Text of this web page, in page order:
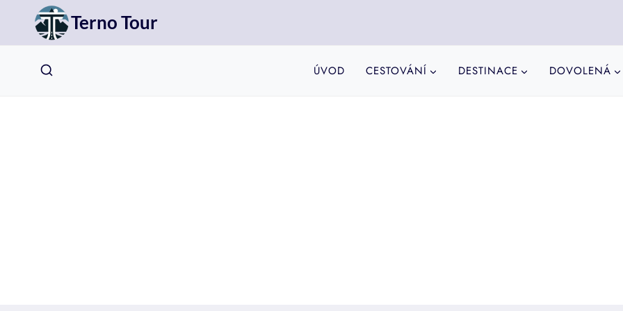
Přeskočit
obsah
Terno Tour
ÚVOD CESTOVÁNÍ DESTINACE DOVOLENÁ